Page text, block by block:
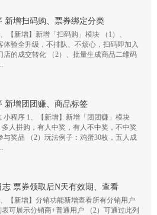
新增扫码购、票券绑定分类
【新增】新增「扫码购」模块 （1）、
体验全升级，不排队、不烦心，扫码即加入
店的成交转化 （2）、批量生成商品二维码
新增团团赚、商品标签
小程序 1、【新增】新增「团团赚」模块
多人拼购，有人中奖，有人不中奖，不中奖
与奖品 （2）玩法例子：鸡蛋30枚，五人成
志 票券领取后N天有效期、查看
【新增】分销功能新增查看所有分销用户
可展示分销商+普通用户 （2）可通过此列